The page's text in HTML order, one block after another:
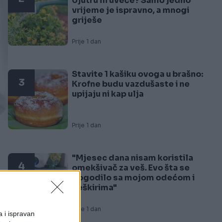
i ispravan
vrijeme je ispravno, a mnogi
griješe
Prije 1 dan
3
Stavite 1 kašiku ovoga u brašno:
Krofne budu vazdušaste i ne
upijaju ni kap ulja
Prije 1 dan
4
"Mjesec dana nisam koristila
omekšivač za veš. Evo šta se
dogodilo sa mojom odećom i
peškirima"
Prije 1 dan